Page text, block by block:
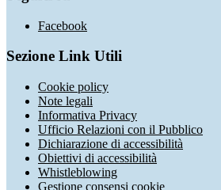
Facebook
Sezione Link Utili
Cookie policy
Note legali
Informativa Privacy
Ufficio Relazioni con il Pubblico
Dichiarazione di accessibilità
Obiettivi di accessibilità
Whistleblowing
Gestione consensi cookie